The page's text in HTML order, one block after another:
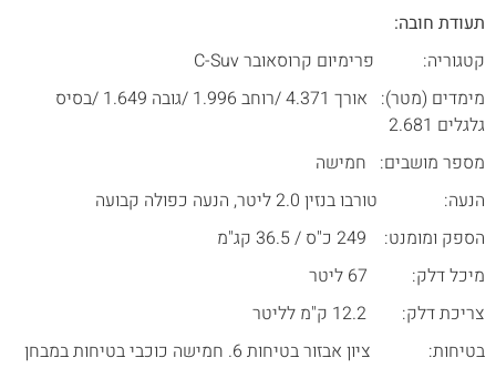
תעודת חובה:
קטגוריה: פרימיום קרוסאובר C-Suv
מימדים (מטר): אורך 4.371 /רוחב 1.996 /גובה 1.649 /בסיס
גלגלים 2.681
מספר מושבים: חמישה
הנעה: טורבו בנזין 2.0 ליטר, הנעה כפולה קבועה
הספק ומומנט: 249 כ"ס / 36.5 קג"מ
מיכל דלק: 67 ליטר
צריכת דלק: 12.2 ק"מ לליטר
בטיחות: ציון אבזור בטיחות 6. חמישה כוכבי בטיחות במבחן